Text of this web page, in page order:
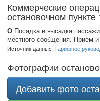
Коммерческие
остановочном пункте
О Посадка и высадка
местного сообщения. Прием
Источник данных: Тарифное
Фотографии
Добавить фото